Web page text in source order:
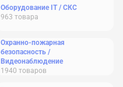
Оборудование IT / СКС
963 товара
Охранно-пожарная
безопасность /
Видеонаблюдение
1940 товаров